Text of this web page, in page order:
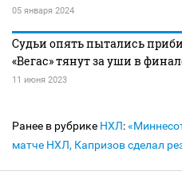
05 января 2024
Судьи опять пытались
«Вегас» тянут за уши в
11 июня 2023
Ранее в рубрике НХЛ:
матче НХЛ, Капризов сделал